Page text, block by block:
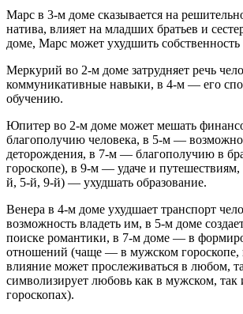
Марс в 3-м доме сказывается на
натива, влияет на младших братьев и
доме, Марс может ухудшить собственность
Меркурий во 2-м доме затрудняет речь
коммуникативные навыки, в 4-м — его
обучению.
Юпитер во 2-м доме может мешать
благополучию человека, в 5-м —
деторождения, в 7-м — благополучию в
гороскопе), в 9-м — удаче и
й, 5-й, 9-й) — ухудшать образование.
Венера в 4-м доме ухудшает транспорт
возможность владеть им, в 5-м доме
поиске романтики, в 7-м доме — в
отношений (чаще — в мужском гороскопе,
влияние может прослеживаться в любом,
символизирует любовь как в мужском, так
гороскопах).